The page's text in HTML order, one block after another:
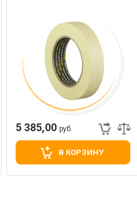
5 385,00 руб.
В КОРЗИНУ